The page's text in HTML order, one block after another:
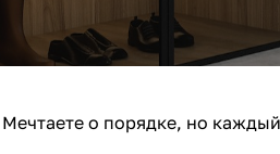
Мечтаете о порядке, но